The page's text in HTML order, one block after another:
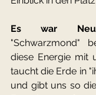
Es war
"Schwarzmond"
diese Energie mit
taucht die Erde in
und gibt uns so